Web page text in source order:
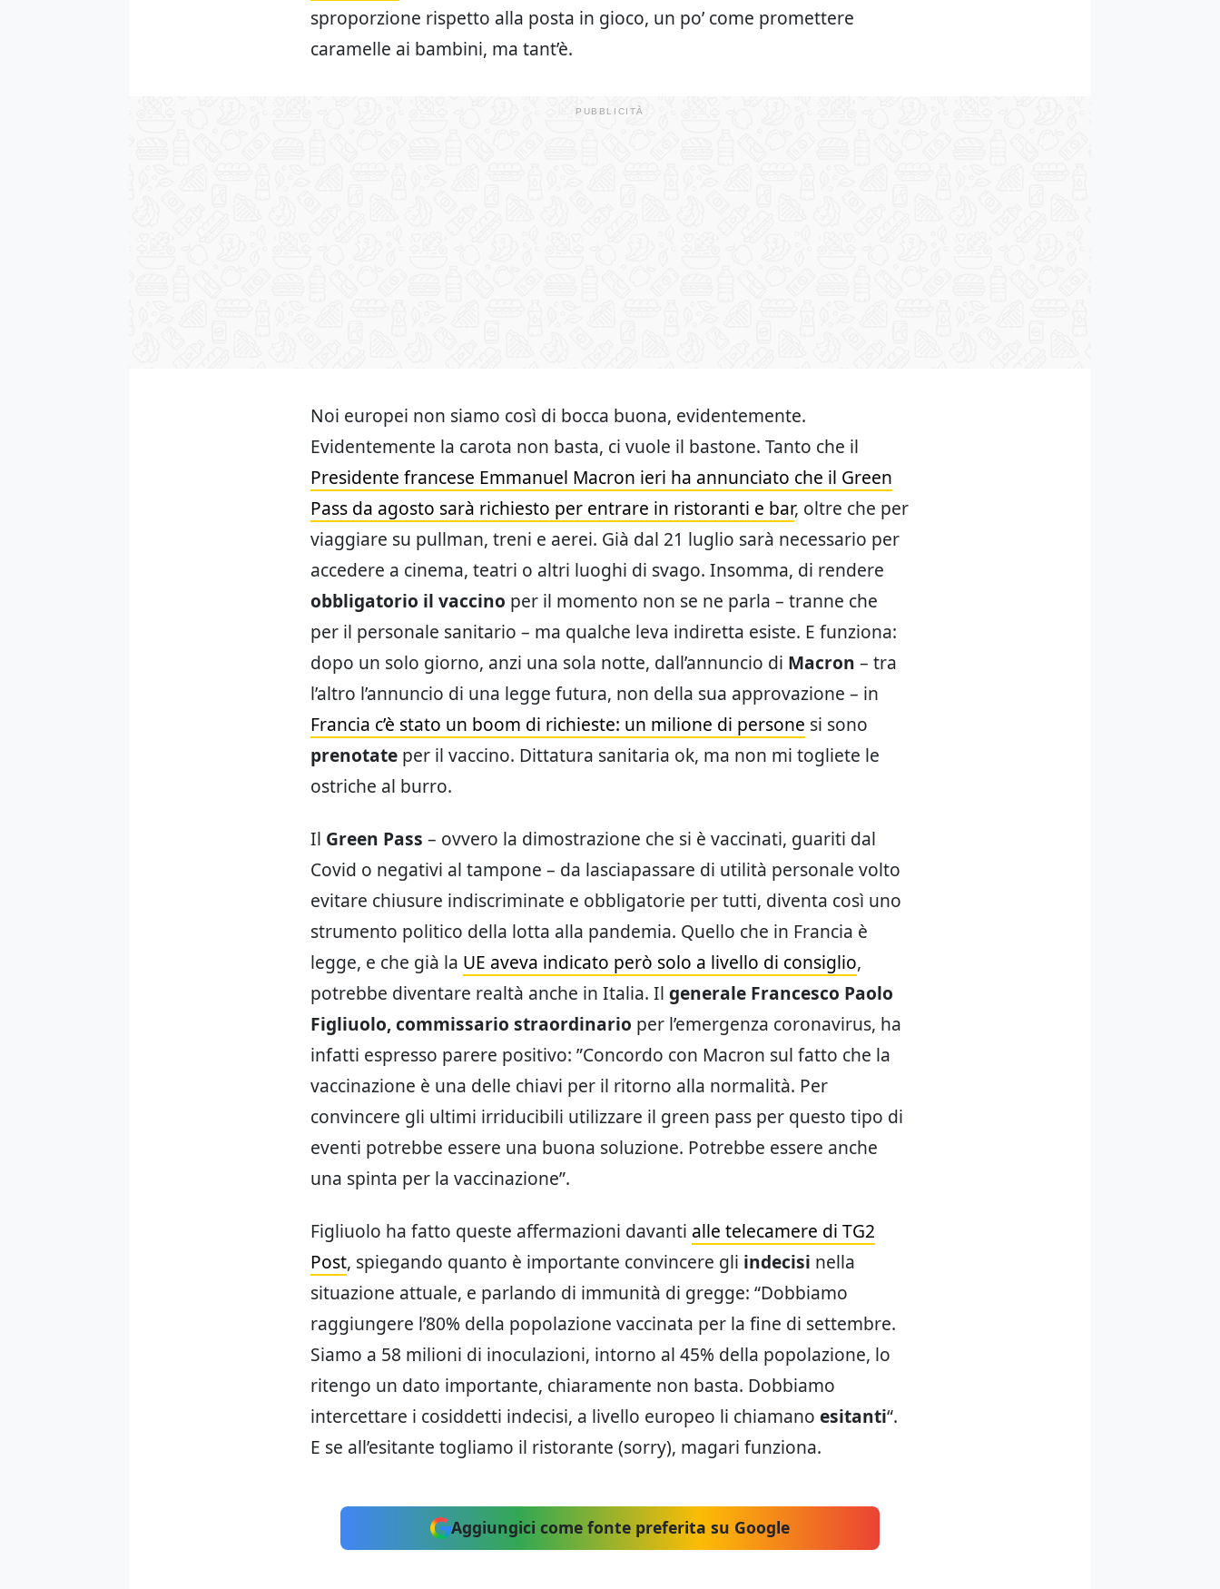
sproporzione rispetto alla posta in gioco, un po’ come promettere
caramelle ai bambini, ma tant’è.
Noi europei non siamo così di bocca buona, evidentemente.
Evidentemente la carota non basta, ci vuole il bastone. Tanto che il
Presidente francese Emmanuel Macron ieri ha annunciato che il Green
Pass da agosto sarà richiesto per entrare in ristoranti e bar, oltre che per
viaggiare su pullman, treni e aerei. Già dal 21 luglio sarà necessario per
accedere a cinema, teatri o altri luoghi di svago. Insomma, di rendere
obbligatorio il vaccino per il momento non se ne parla – tranne che
per il personale sanitario – ma qualche leva indiretta esiste. E funziona:
dopo un solo giorno, anzi una sola notte, dall’annuncio di Macron – tra
l’altro l’annuncio di una legge futura, non della sua approvazione – in
Francia c’è stato un boom di richieste: un milione di persone si sono
prenotate per il vaccino. Dittatura sanitaria ok, ma non mi togliete le
ostriche al burro.
Il Green Pass – ovvero la dimostrazione che si è vaccinati, guariti dal
Covid o negativi al tampone – da lasciapassare di utilità personale volto
evitare chiusure indiscriminate e obbligatorie per tutti, diventa così uno
strumento politico della lotta alla pandemia. Quello che in Francia è
legge, e che già la UE aveva indicato però solo a livello di consiglio,
potrebbe diventare realtà anche in Italia. Il generale Francesco Paolo
Figliuolo, commissario straordinario per l’emergenza coronavirus, ha
infatti espresso parere positivo: ”Concordo con Macron sul fatto che la
vaccinazione è una delle chiavi per il ritorno alla normalità. Per
convincere gli ultimi irriducibili utilizzare il green pass per questo tipo di
eventi potrebbe essere una buona soluzione. Potrebbe essere anche
una spinta per la vaccinazione”.
Figliuolo ha fatto queste affermazioni davanti alle telecamere di TG2
Post, spiegando quanto è importante convincere gli indecisi nella
situazione attuale, e parlando di immunità di gregge: “Dobbiamo
raggiungere l’80% della popolazione vaccinata per la fine di settembre.
Siamo a 58 milioni di inoculazioni, intorno al 45% della popolazione, lo
ritengo un dato importante, chiaramente non basta. Dobbiamo
intercettare i cosiddetti indecisi, a livello europeo li chiamano esitanti“.
E se all’esitante togliamo il ristorante (sorry), magari funziona.
Aggiungici come fonte preferita su Google